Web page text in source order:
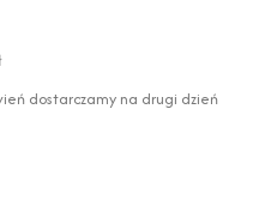
dostarczamy na drugi dzień